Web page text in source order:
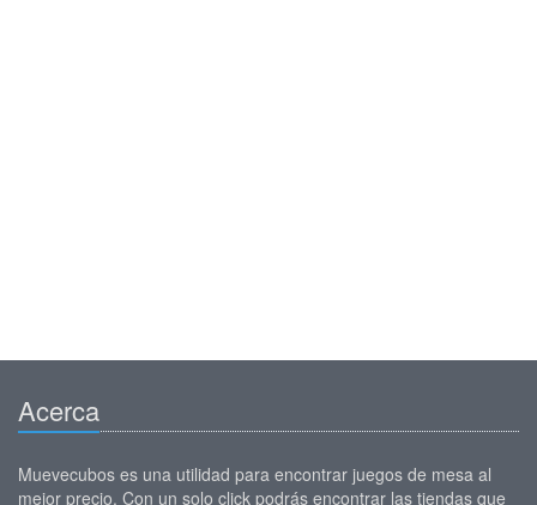
Acerca
Muevecubos es una utilidad para encontrar juegos de mesa al
mejor precio. Con un solo click podrás encontrar las tiendas que